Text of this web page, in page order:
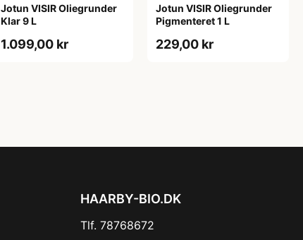
Jotun VISIR Oliegrunder
Klar 9 L
1.099,00 kr
Jotun VISIR Oliegrunder
Pigmenteret 1 L
229,00 kr
HAARBY-BIO.DK
Tlf. 78768672